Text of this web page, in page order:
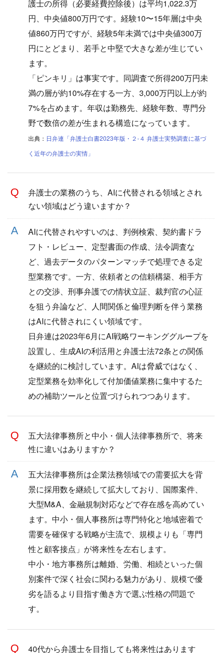
護士の所得（必要経費控除後）は平均1,022.3万
円、中央値800万円です。経験10〜15年層は中央
値860万円ですが、経験5年未満では中央値300万
円にとどまり、若手と中堅で大きな差が生じてい
ます。
「ピンキリ」は事実です。同調査で所得200万円未
満の層が約10%存在する一方、3,000万円以上が約
7%を占めます。年収は勤務先、経験年数、専門分
野で数倍の差が生まれる構造になっています。
出典： 日弁連「弁護士白書2023年版・２-４ 弁護士実勢調査に基づ
く近年の弁護士の実情」
弁護士の業務のうち、AIに代替される領域とされ
ない領域はどう違いますか？
AIに代替されやすいのは、判例検索、契約書ドラ
フト・レビュー、定型書面の作成、法令調査な
ど、過去データのパターンマッチで処理できる定
型業務です。一方、依頼者との信頼構築、相手方
との交渉、刑事弁護での情状立証、裁判官の心証
を狙う弁論など、人間関係と倫理判断を伴う業務
はAIに代替されにくい領域です。
日弁連は2023年6月にAI戦略ワーキンググループを
設置し、生成AIの利活用と弁護士法72条との関係
を継続的に検討しています。AIは脅威ではなく、
定型業務を効率化して付加価値業務に集中するた
めの補助ツールと位置づけられつつあります。
五大法律事務所と中小・個人法律事務所で、将来
性に違いはありますか？
五大法律事務所は企業法務領域での需要拡大を背
景に採用数を継続して拡大しており、国際案件、
大型M&A、金融規制対応などで存在感を高めてい
ます。中小・個人事務所は専門特化と地域密着で
需要を確保する戦略が主流で、規模よりも「専門
性と顧客接点」が将来性を左右します。
中小・地方事務所は離婚、労働、相続といった個
別案件で深く社会に関わる魅力があり、規模で優
劣を語るより目指す働き方で選ぶ性格の問題で
す。
40代から弁護士を目指しても将来性はあります